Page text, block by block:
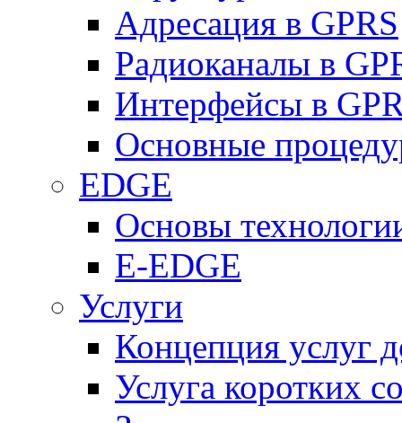
Адресация в GPRS
Радиоканалы в
Интерфейсы в
Основные
EDGE
Основы
E-EDGE
Услуги
Концепция услуг
Услуга коротких